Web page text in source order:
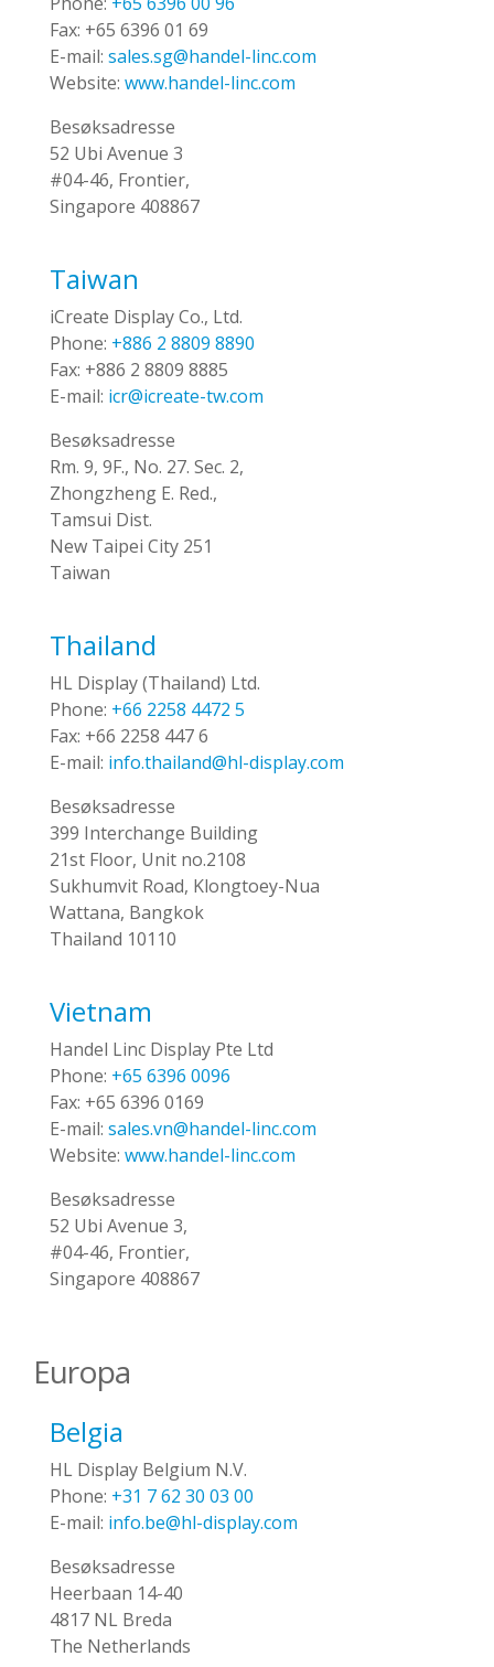
Fax: +65 6396 01 69
E-mail: sales.sg@handel-linc.com
Website: www.handel-linc.com
Besøksadresse
52 Ubi Avenue 3
#04-46, Frontier,
Singapore 408867
Taiwan
iCreate Display Co., Ltd.
Phone: +886 2 8809 8890
Fax: +886 2 8809 8885
E-mail: icr@icreate-tw.com
Besøksadresse
Rm. 9, 9F., No. 27. Sec. 2,
Zhongzheng E. Red.,
Tamsui Dist.
New Taipei City 251
Taiwan
Thailand
HL Display (Thailand) Ltd.
Phone: +66 2258 4472 5
Fax: +66 2258 447 6
E-mail: info.thailand@hl-display.com
Besøksadresse
399 Interchange Building
21st Floor, Unit no.2108
Sukhumvit Road, Klongtoey-Nua
Wattana, Bangkok
Thailand 10110
Vietnam
Handel Linc Display Pte Ltd
Phone: +65 6396 0096
Fax: +65 6396 0169
E-mail: sales.vn@handel-linc.com
Website: www.handel-linc.com
Besøksadresse
52 Ubi Avenue 3,
#04-46, Frontier,
Singapore 408867
Europa
Belgia
HL Display Belgium N.V.
Phone: +31 7 62 30 03 00
E-mail: info.be@hl-display.com
Besøksadresse
Heerbaan 14-40
4817 NL Breda
The Netherlands